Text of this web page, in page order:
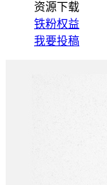
资源下载
铁粉权益
我要投稿